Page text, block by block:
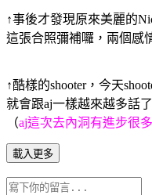
↑事後才發現原來美麗的
這張合照彌補囉，兩個感
↑酷樣的shooter，今天
就會跟aj一樣越來越多話
（aj這次去內洞有進步很
載入更多